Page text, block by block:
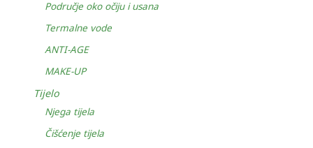
Područje oko očiju i usana
Termalne vode
ANTI-AGE
MAKE-UP
Tijelo
Njega tijela
Čišćenje tijela